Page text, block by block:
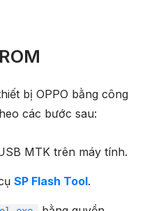
bị OPPO bằng công
các bước sau:
MTK trên máy tính.
SP Flash Tool.